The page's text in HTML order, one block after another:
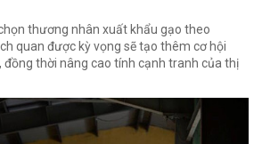
thương nhân xuất khẩu gạo theo
quan được kỳ vọng sẽ tạo thêm cơ hội
đồng thời nâng cao tính cạnh tranh của thị